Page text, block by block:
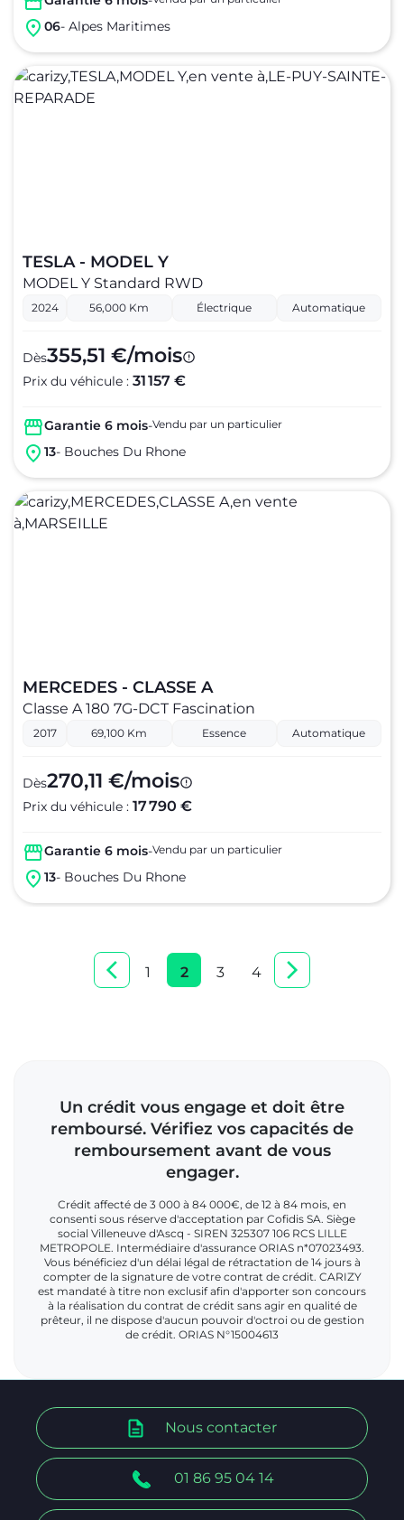
06- Alpes Maritimes
TESLA - MODEL Y
MODEL Y Standard RWD
2024 56,000 Km Électrique Automatique
Dès355,51 €/mois
Prix du véhicule : 31 157 €
Garantie 6 mois-Vendu par un particulier
13- Bouches Du Rhone
MERCEDES - CLASSE A
Classe A 180 7G-DCT Fascination
2017 69,100 Km Essence Automatique
Dès270,11 €/mois
Prix du véhicule : 17 790 €
Garantie 6 mois-Vendu par un particulier
13- Bouches Du Rhone
1 2 3 4
Un crédit vous engage et doit être
remboursé. Vérifiez vos capacités de
remboursement avant de vous
engager.
Crédit affecté de 3 000 à 84 000€, de 12 à 84 mois, en
consenti sous réserve d'acceptation par Cofidis SA. Siège
social Villeneuve d'Ascq - SIREN 325307 106 RCS LILLE
METROPOLE. Intermédiaire d'assurance ORIAS n*07023493.
Vous bénéficiez d'un délai légal de rétractation de 14 jours à
compter de la signature de votre contrat de crédit. CARIZY
est mandaté à titre non exclusif afin d'apporter son concours
à la réalisation du contrat de crédit sans agir en qualité de
prêteur, il ne dispose d'aucun pouvoir d'octroi ou de gestion
de crédit. ORIAS N°15004613